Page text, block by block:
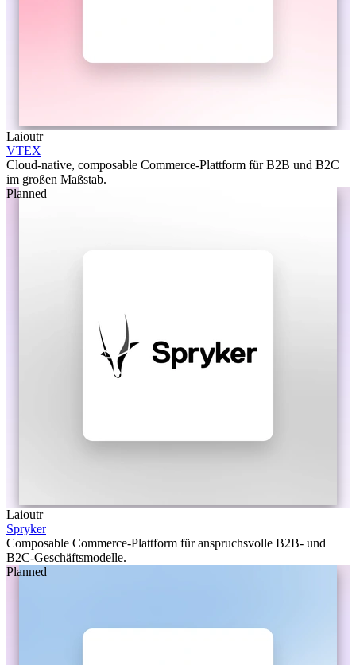
Laioutr
VTEX
Cloud-native, composable Commerce-Plattform für B2B und B2C
im großen Maßstab.
Planned
Laioutr
Spryker
Composable Commerce-Plattform für anspruchsvolle B2B- und
B2C-Geschäftsmodelle.
Planned